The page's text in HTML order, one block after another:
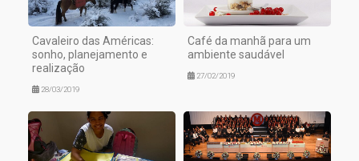
Cavaleiro das Américas:
sonho, planejamento e
realização
28/03/2019
Café da manhã para um
ambiente saudável
27/02/2019